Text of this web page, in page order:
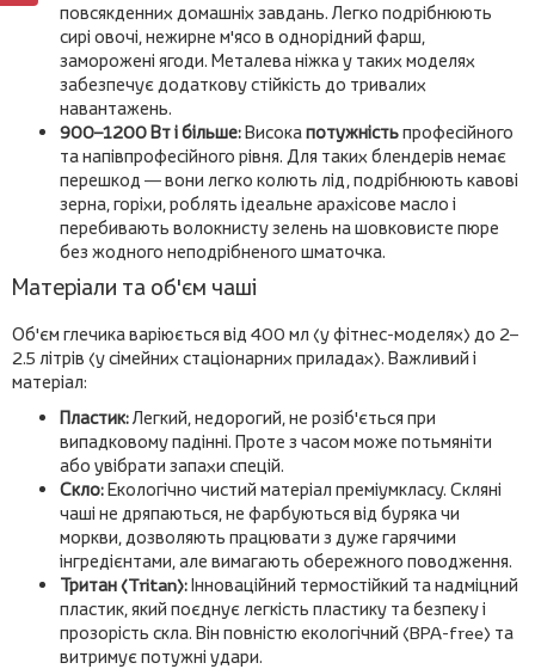
повсякденних домашніх завдань. Легко подрібнюють
сирі овочі, нежирне м'ясо в однорідний фарш,
заморожені ягоди. Металева ніжка у таких моделях
забезпечує додаткову стійкість до тривалих
навантажень.
900–1200 Вт і більше:Високапотужністьпрофесійного
та напівпрофесійного рівня. Для таких блендерів немає
перешкод — вони легко колють лід, подрібнюють кавові
зерна, горіхи, роблять ідеальне арахісове масло і
перебивають волокнисту зелень на шовковисте пюре
без жодного неподрібненого шматочка.
Матеріали та об'єм чаші
Об'єм глечика варіюється від 400 мл (у фітнес-моделях) до 2–
2.5 літрів (у сімейних стаціонарних приладах). Важливий і
матеріал:
Пластик:Легкий, недорогий, не розіб'ється при
випадковому падінні. Проте з часом може потьмяніти
або увібрати запахи спецій.
Скло:Екологічно чистий матеріал преміумкласу. Скляні
чаші не дряпаються, не фарбуються від буряка чи
моркви, дозволяють працювати з дуже гарячими
інгредієнтами, але вимагають обережного поводження.
Тритан (Tritan):Інноваційний термостійкий та надміцний
пластик, який поєднує легкість пластику та безпеку і
прозорість скла. Він повністю екологічний (BPA-free) та
витримує потужні удари.